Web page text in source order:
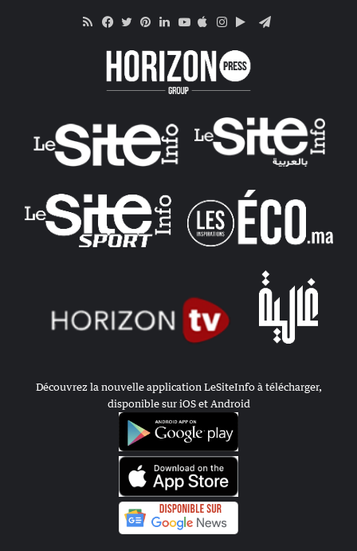
RSS
Apple
Google
Telegram
Découvrez la nouvelle application LeSiteInfo à télécharger,
disponible sur iOS et Android